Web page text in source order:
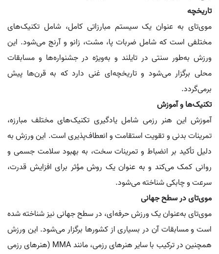
تاریخچه
موی‌تای به عنوان یک سیستم مبارزاتی کامل، شامل تکنیک‌های
مختلفی است که شامل ضربات پا، مشت، زانو و آرنج می‌شود. این
ورزش به‌طور سنتی در تایلند و به‌ویژه در جشنواره‌ها و مسابقات
محلی برگزار می‌شود و تاریخچه‌ای غنی دارد که به قرن‌ها پیش
برمی‌گردد.
تکنیک‌ها و آموزش
آموزش این هنر رزمی شامل یادگیری تکنیک‌های مختلف مبارزه،
تمرینات بدنی و تقویت استقامت و انعطاف‌پذیری است. این ورزش به
دلیل تأکید بر انضباط و تمرینات سخت، به بهبود سلامت جسمی و
روانی کمک می‌کند و به عنوان یک روش مؤثر برای افزایش قدرت،
سرعت و چابکی شناخته می‌شود.
موی‌تای در سطح جهانی
موی‌تای به‌عنوان یک ورزش حرفه‌ای، در سطح جهانی نیز شناخته شده
است و مسابقات آن در بسیاری از کشورها برگزار می‌شود. این ورزش
همچنین در ترکیب با سایر هنرهای رزمی، مانند MMA (هنرهای رزمی